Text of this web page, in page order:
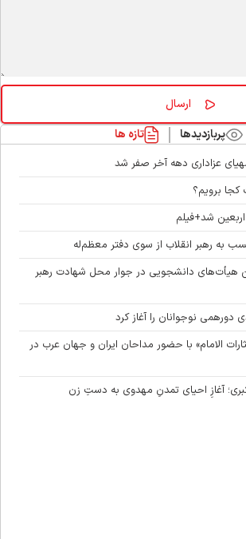
پربازدیدها تازه ها
عزاداری دهه آخر صفر شد
برویم؟
شد+فیلم
به رهبر انقلاب از سوی دفتر معظم‌له
هیأت‌های دانشجویی در جوار محل شهادت رهبر
نوجوانان را آغاز کرد
الامام» با حضور مداحان ایران و جهان عرب در
آغازِ احیای تمدنِ مهدوی به دستِ زن